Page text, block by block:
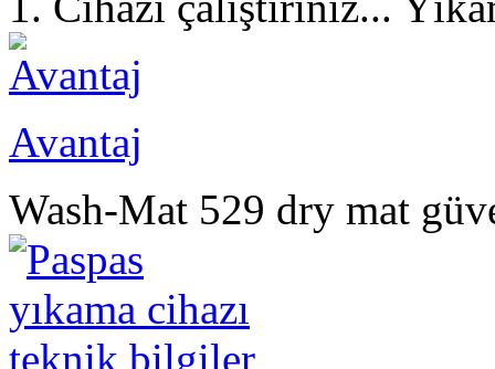
Avantaj
Wash-Mat 529 dry mat